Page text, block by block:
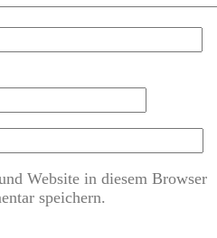
Website in diesem Browser
speichern.